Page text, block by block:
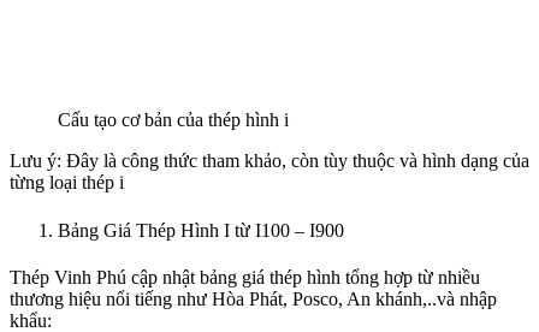
Cấu tạo cơ bản của thép hình i
Lưu ý: Đây là công thức tham khảo, còn tùy thuộc và hình dạng của
từng loại thép i
Bảng Giá Thép Hình I từ I100 – I900
Thép Vinh Phú cập nhật bảng giá thép hình tổng hợp từ nhiều
thương hiệu nổi tiếng như Hòa Phát, Posco, An khánh,..và nhập
khẩu: